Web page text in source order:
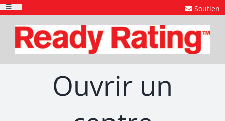
Skip
to
content
Toggle
Soutien
Ouvrir un